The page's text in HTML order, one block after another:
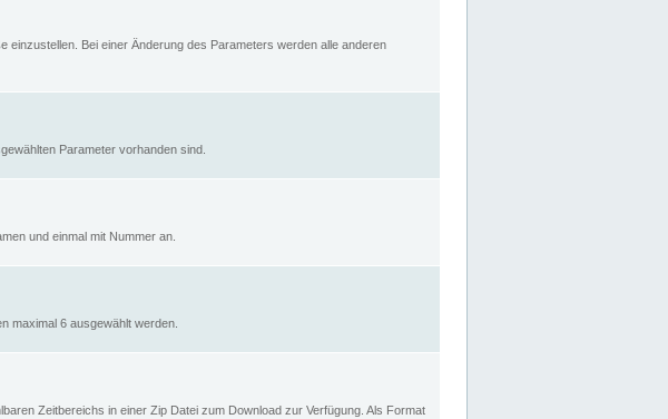
einzustellen. Bei einer Änderung des Parameters werden alle anderen
Parameter vorhanden sind.
und einmal mit Nummer an.
maximal 6 ausgewählt werden.
Zeitbereichs in einer Zip Datei zum Download zur Verfügung. Als Format